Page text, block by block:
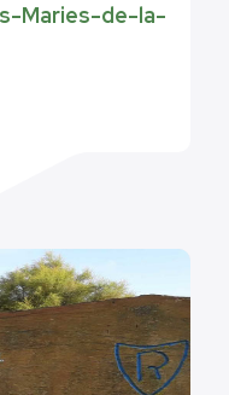
Maries-de-la-